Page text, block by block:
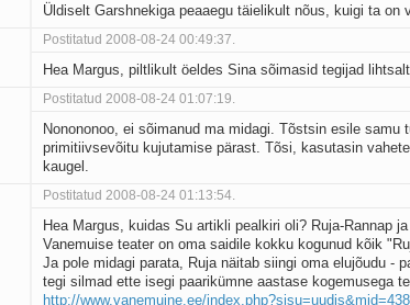
Üldiselt Garshnekiga peaaegu täielikult nõus, kuigi ta
Postitatud 2008-08-24 00:49:37.
Hea Margus, piltlikult öeldes Sina sõimasid tegijad
Postitatud 2008-08-24 01:07:19.
Nonononoo, ei sõimanud ma midagi. Tõstsin esile
primitiivsevõitu kujutamise pärast. Tõsi, kasutasin
kaugel.
Postitatud 2008-08-24 01:13:54.
Hea Margus, kuidas Su artikli pealkiri oli? Ruja-Rannap
Vanemuise teater on oma saidile kokku kogunud kõik
Ja pole midagi parata, Ruja näitab siingi oma elujõudu -
tegi silmad ette isegi paarikümne aastase kogemusega
http://www.vanemuine.ee/